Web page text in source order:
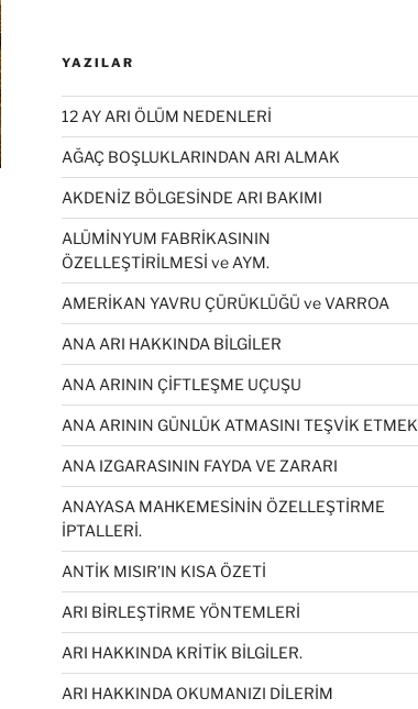
YAZILAR
12 AY ARI ÖLÜM NEDENLERİ
AĞAÇ BOŞLUKLARINDAN ARI ALMAK
AKDENİZ BÖLGESİNDE ARI BAKIMI
ALÜMİNYUM FABRİKASININ
ÖZELLEŞTİRİLMESİ ve AYM.
AMERİKAN YAVRU ÇÜRÜKLÜĞÜ ve VARROA
ANA ARI HAKKINDA BİLGİLER
ANA ARININ ÇİFTLEŞME UÇUŞU
ANA ARININ GÜNLÜK ATMASINI TEŞVİK ETMEK
ANA IZGARASININ FAYDA VE ZARARI
ANAYASA MAHKEMESİNİN ÖZELLEŞTİRME
İPTALLERİ.
ANTİK MISIR’IN KISA ÖZETİ
ARI BİRLEŞTİRME YÖNTEMLERİ
ARI HAKKINDA KRİTİK BİLGİLER.
ARI HAKKINDA OKUMANIZI DİLERİM